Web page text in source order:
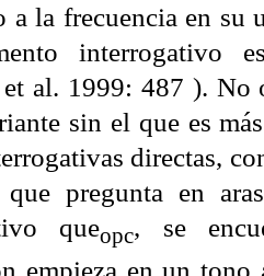
a la frecuencia en su
interrogativo
al. 1999: 487 ). No
sin el que es
directas,
que pregunta en
queopc, se